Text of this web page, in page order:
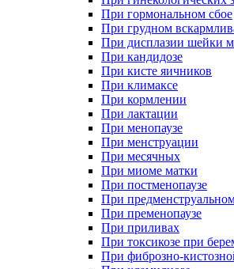
При гормональном сбое
При грудном
При дисплазии шейки
При кандидозе
При кисте яичников
При климаксе
При кормлении
При лактации
При менопаузе
При менструации
При месячных
При миоме матки
При постменопаузе
При
При пременопаузе
При приливах
При токсикозе при
При фиброзно-